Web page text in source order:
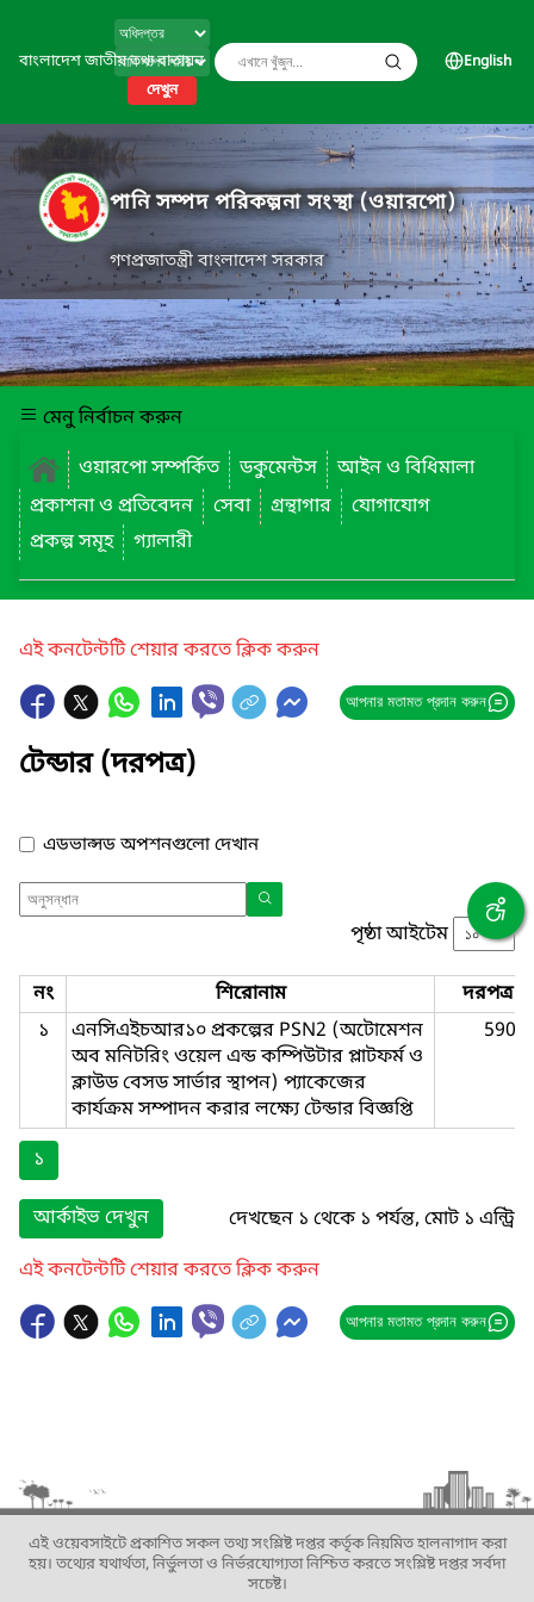
বাংলাদেশ জাতীয় তথ্য বাতায়ন
দেখুন
English
পানি সম্পদ পরিকল্পনা সংস্থা (ওয়ারপো)
গণপ্রজাতন্ত্রী বাংলাদেশ সরকার
মেনু নির্বাচন করুন
ওয়ারপো সম্পর্কিত
ডকুমেন্টস
আইন ও বিধিমালা
প্রকাশনা ও প্রতিবেদন
সেবা গ্রন্থাগার
যোগাযোগ
প্রকল্প সমূহ
গ্যালারী
এই কনটেন্টটি শেয়ার করতে ক্লিক করুন
আপনার মতামত প্রদান করুন
টেন্ডার (দরপত্র)
এডভান্সড অপশনগুলো দেখান
পৃষ্ঠা আইটেম
নং শিরোনাম
দরপত্র
১
এনসিএইচআর১০ প্রকল্পের PSN2 (অটোমেশন
অব মনিটরিং ওয়েল এন্ড কম্পিউটার প্লাটফর্ম ও
ক্লাউড বেসড সার্ভার স্থাপন) প্যাকেজের
কার্যক্রম সম্পাদন করার লক্ষ্যে টেন্ডার বিজ্ঞপ্তি
590
১
আর্কাইভ দেখুন
দেখছেন ১ থেকে ১ পর্যন্ত, মোট ১ এন্ট্রি
এই কনটেন্টটি শেয়ার করতে ক্লিক করুন
আপনার মতামত প্রদান করুন
এই ওয়েবসাইটে প্রকাশিত সকল তথ্য সংশ্লিষ্ট দপ্তর কর্তৃক নিয়মিত হালনাগাদ করা
হয়। তথ্যের যথার্থতা, নির্ভুলতা ও নির্ভরযোগ্যতা নিশ্চিত করতে সংশ্লিষ্ট দপ্তর সর্বদা
সচেষ্ট।